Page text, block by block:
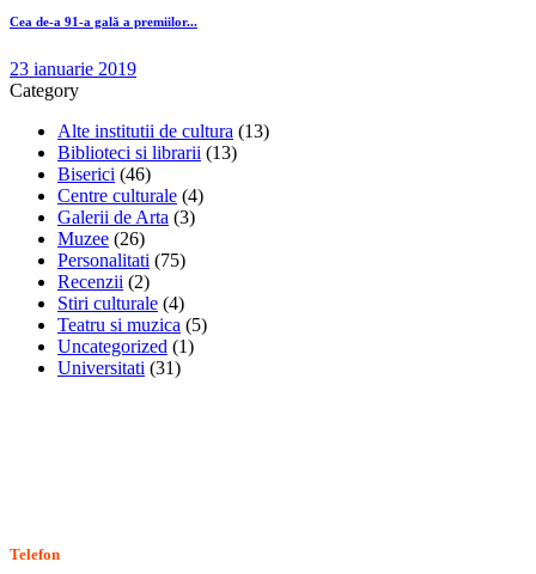
Cea de-a 91-a gală a premiilor...
23 ianuarie 2019
Category
Alte institutii de cultura (13)
Biblioteci si librarii (13)
Biserici (46)
Centre culturale (4)
Galerii de Arta (3)
Muzee (26)
Personalitati (75)
Recenzii (2)
Stiri culturale (4)
Teatru si muzica (5)
Uncategorized (1)
Universitati (31)
Telefon